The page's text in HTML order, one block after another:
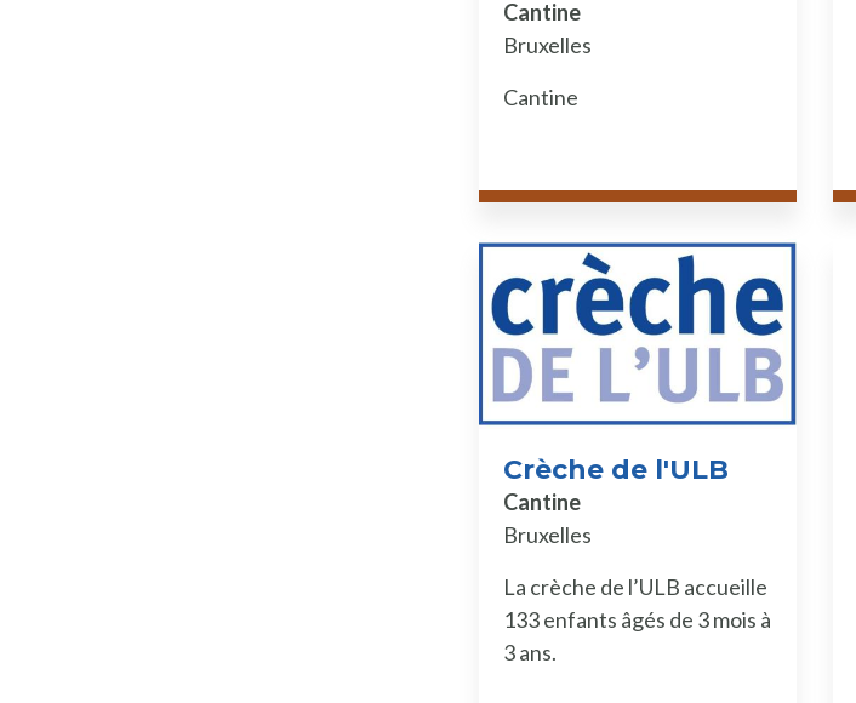
Cantine
Bruxelles
Cantine
Crèche de l'ULB
Cantine
Bruxelles
La crèche de l’ULB accueille
133 enfants âgés de 3 mois à
3 ans.